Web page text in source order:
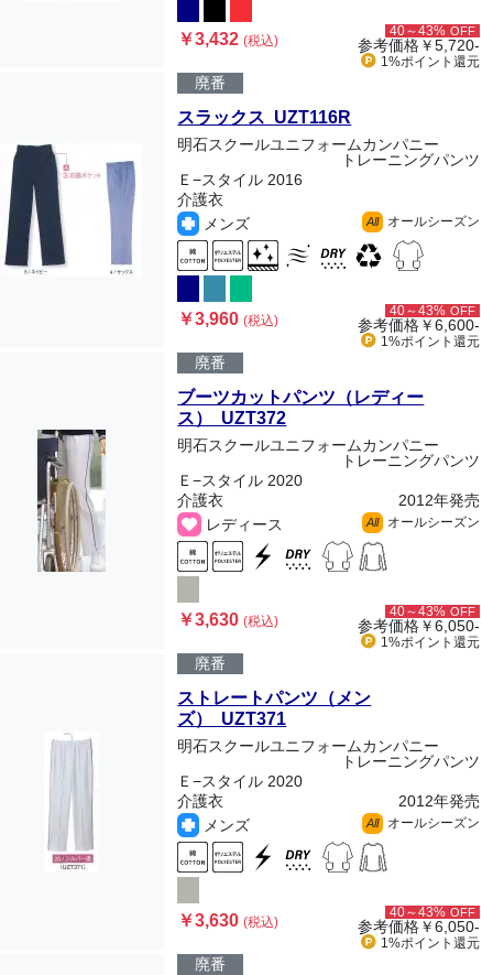
￥3,432(税込)
40～43% OFF
参考価格￥5,720-
1%ポイント 還元
廃番
スラックス UZT116R
明石スクールユニフォームカンパニー
トレーニングパンツ
Ｅ−スタイル 2016
介護衣
メンズ
All オールシーズン
￥3,960(税込)
40～43% OFF
参考価格￥6,600-
1%ポイント 還元
廃番
ブーツカットパンツ（レディー
ス） UZT372
明石スクールユニフォームカンパニー
トレーニングパンツ
Ｅ−スタイル 2020
介護衣
2012年発売
レディース
All オールシーズン
￥3,630(税込)
40～43% OFF
参考価格￥6,050-
1%ポイント 還元
廃番
ストレートパンツ（メン
ズ） UZT371
明石スクールユニフォームカンパニー
トレーニングパンツ
Ｅ−スタイル 2020
介護衣
2012年発売
メンズ
All オールシーズン
￥3,630(税込)
40～43% OFF
参考価格￥6,050-
1%ポイント 還元
廃番